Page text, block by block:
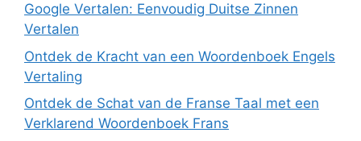
Google Vertalen: Eenvoudig Duitse Zinnen
Vertalen
Ontdek de Kracht van een Woordenboek Engels
Vertaling
Ontdek de Schat van de Franse Taal met een
Verklarend Woordenboek Frans